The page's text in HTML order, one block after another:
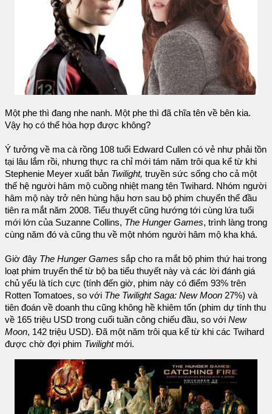
Một phe thì đang nhe nanh. Một phe thì đã chĩa tên về bên kia.
Vậy họ có thể hòa hợp được không?
Ý tưởng về ma cà rồng 108 tuổi Edward Cullen có vẻ như phải tồn
tại lâu lắm rồi, nhưng thực ra chỉ mới tám năm trôi qua kể từ khi
Stephenie Meyer xuất bản Twilight, truyền sức sống cho cả một
thế hệ người hâm mộ cuồng nhiệt mang tên Twihard. Nhóm người
hâm mộ này trở nên hùng hậu hơn sau bộ phim chuyển thể đầu
tiên ra mắt năm 2008. Tiểu thuyết cũng hướng tới cùng lứa tuổi
mới lớn của Suzanne Collins, The Hunger Games, trình làng trong
cùng năm đó và cũng thu về một nhóm người hâm mộ kha khá.
Giờ đây The Hunger Games sắp cho ra mắt bộ phim thứ hai trong
loạt phim truyển thể từ bộ ba tiểu thuyết này và các lời đánh giá
chủ yếu là tích cực (tính đến giờ, phim này có điểm 93% trên
Rotten Tomatoes, so với The Twilight Saga: New Moon 27%) và
tiên đoán về doanh thu cũng không hề khiêm tốn (phim dự tính thu
về 165 triệu USD trong cuối tuần công chiếu đầu, so với New
Moon, 142 triệu USD). Đã một năm trôi qua kể từ khi các Twihard
được chờ đợi phim Twilightmới.